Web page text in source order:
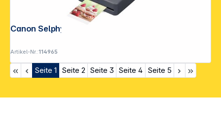
Canon Selphy QX 20 dunkelgrau
Artikel-Nr.:114965
Seite 1 Seite 2 Seite 3 Seite 4 Seite 5